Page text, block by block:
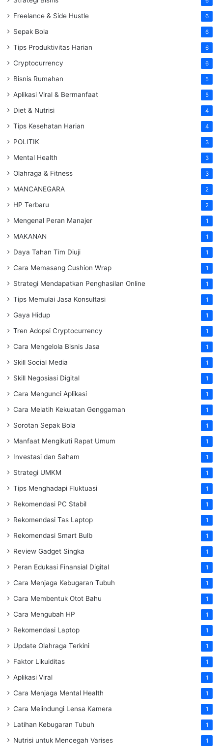
Freelance & Side Hustle 6
Sepak Bola 6
Tips Produktivitas Harian 6
Cryptocurrency 6
Bisnis Rumahan 5
Aplikasi Viral & Bermanfaat 5
Diet & Nutrisi 4
Tips Kesehatan Harian 4
POLITIK 3
Mental Health 3
Olahraga & Fitness 3
MANCANEGARA 2
HP Terbaru 2
Mengenal Peran Manajer 1
MAKANAN 1
Daya Tahan Tim Diuji 1
Cara Memasang Cushion Wrap 1
Strategi Mendapatkan Penghasilan Online 1
Tips Memulai Jasa Konsultasi 1
Gaya Hidup 1
Tren Adopsi Cryptocurrency 1
Cara Mengelola Bisnis Jasa 1
Skill Social Media 1
Skill Negosiasi Digital 1
Cara Mengunci Aplikasi 1
Cara Melatih Kekuatan Genggaman 1
Sorotan Sepak Bola 1
Manfaat Mengikuti Rapat Umum 1
Investasi dan Saham 1
Strategi UMKM 1
Tips Menghadapi Fluktuasi 1
Rekomendasi PC Stabil 1
Rekomendasi Tas Laptop 1
Rekomendasi Smart Bulb 1
Review Gadget Singka 1
Peran Edukasi Finansial Digital 1
Cara Menjaga Kebugaran Tubuh 1
Cara Membentuk Otot Bahu 1
Cara Mengubah HP 1
Rekomendasi Laptop 1
Update Olahraga Terkini 1
Faktor Likuiditas 1
Aplikasi Viral 1
Cara Menjaga Mental Health 1
Cara Melindungi Lensa Kamera 1
Latihan Kebugaran Tubuh 1
Nutrisi untuk Mencegah Varises 1